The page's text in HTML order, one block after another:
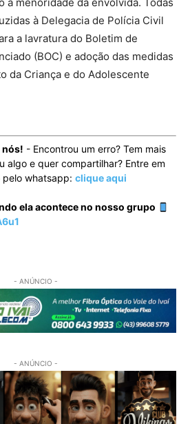
à Delegacia de Polícia Civil
a lavratura do Boletim de
(BOC) e adoção das medidas
da Criança e do Adolescente
nós! - Encontrou um erro? Tem mais
algo e quer compartilhar? Entre em
whatsapp: clique aqui
ela acontece no nosso grupo
- ANÚNCIO -
- ANÚNCIO -